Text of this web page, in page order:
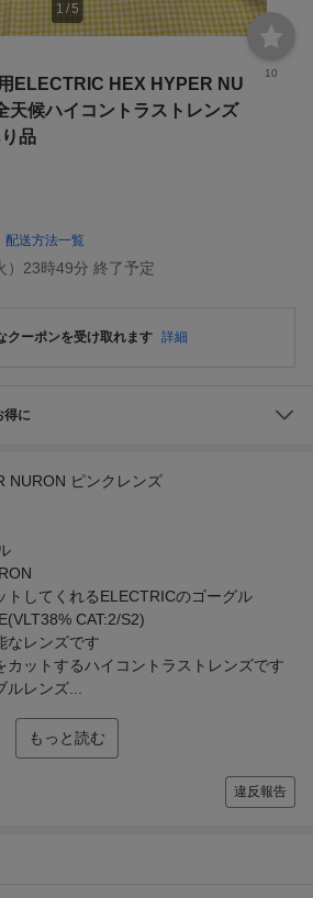
1 /5
10
ELECTRIC HEX HYPER NU
天候ハイコントラストレンズ
品
配送方法一覧
）23時49分 終了予定
クーポンを受け取れます 詳細
得に
NURON ピンクレンズ
トしてくれるELECTRICのゴーグル
CAT:2/S2)
なレンズです
カットするハイコントラストレンズです
レンズ...
もっと読む
違反報告